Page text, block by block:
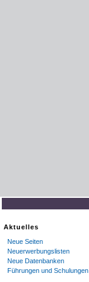
Aktuelles
Neue Seiten
Neuerwerbungslisten
Neue Datenbanken
Führungen und Schulungen